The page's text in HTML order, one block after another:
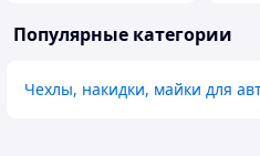
Популярные категории
Чехлы, накидки, майки для